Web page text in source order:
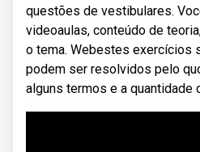
questões de vestibulares.
videoaulas, conteúdo de
o tema. Webestes exercícios
podem ser resolvidos pelo
alguns termos e a quantidade